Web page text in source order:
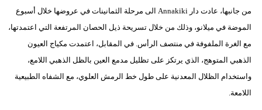
من جانبها، عادت دار Annakiki الى مرحلة الثمانينات في عروضها خلال أسبوع
الموضة في ميلانو، وذلك من خلال تسريحة ذيل الحصان المرتفعة التي اعتمدتها،
مع الغرة الملفوفة في منتصف الرأس. في المقابل، اعتمدت مكياج العيون
الذهبي المتوهج، الذي يرتكز على تظليل مدمع العين بالظل الذهبي اللامع،
واستخدام الظلال المعدنية على طول خط الرمش العلوي، مع الشفاه الطبيعية
اللامعة.